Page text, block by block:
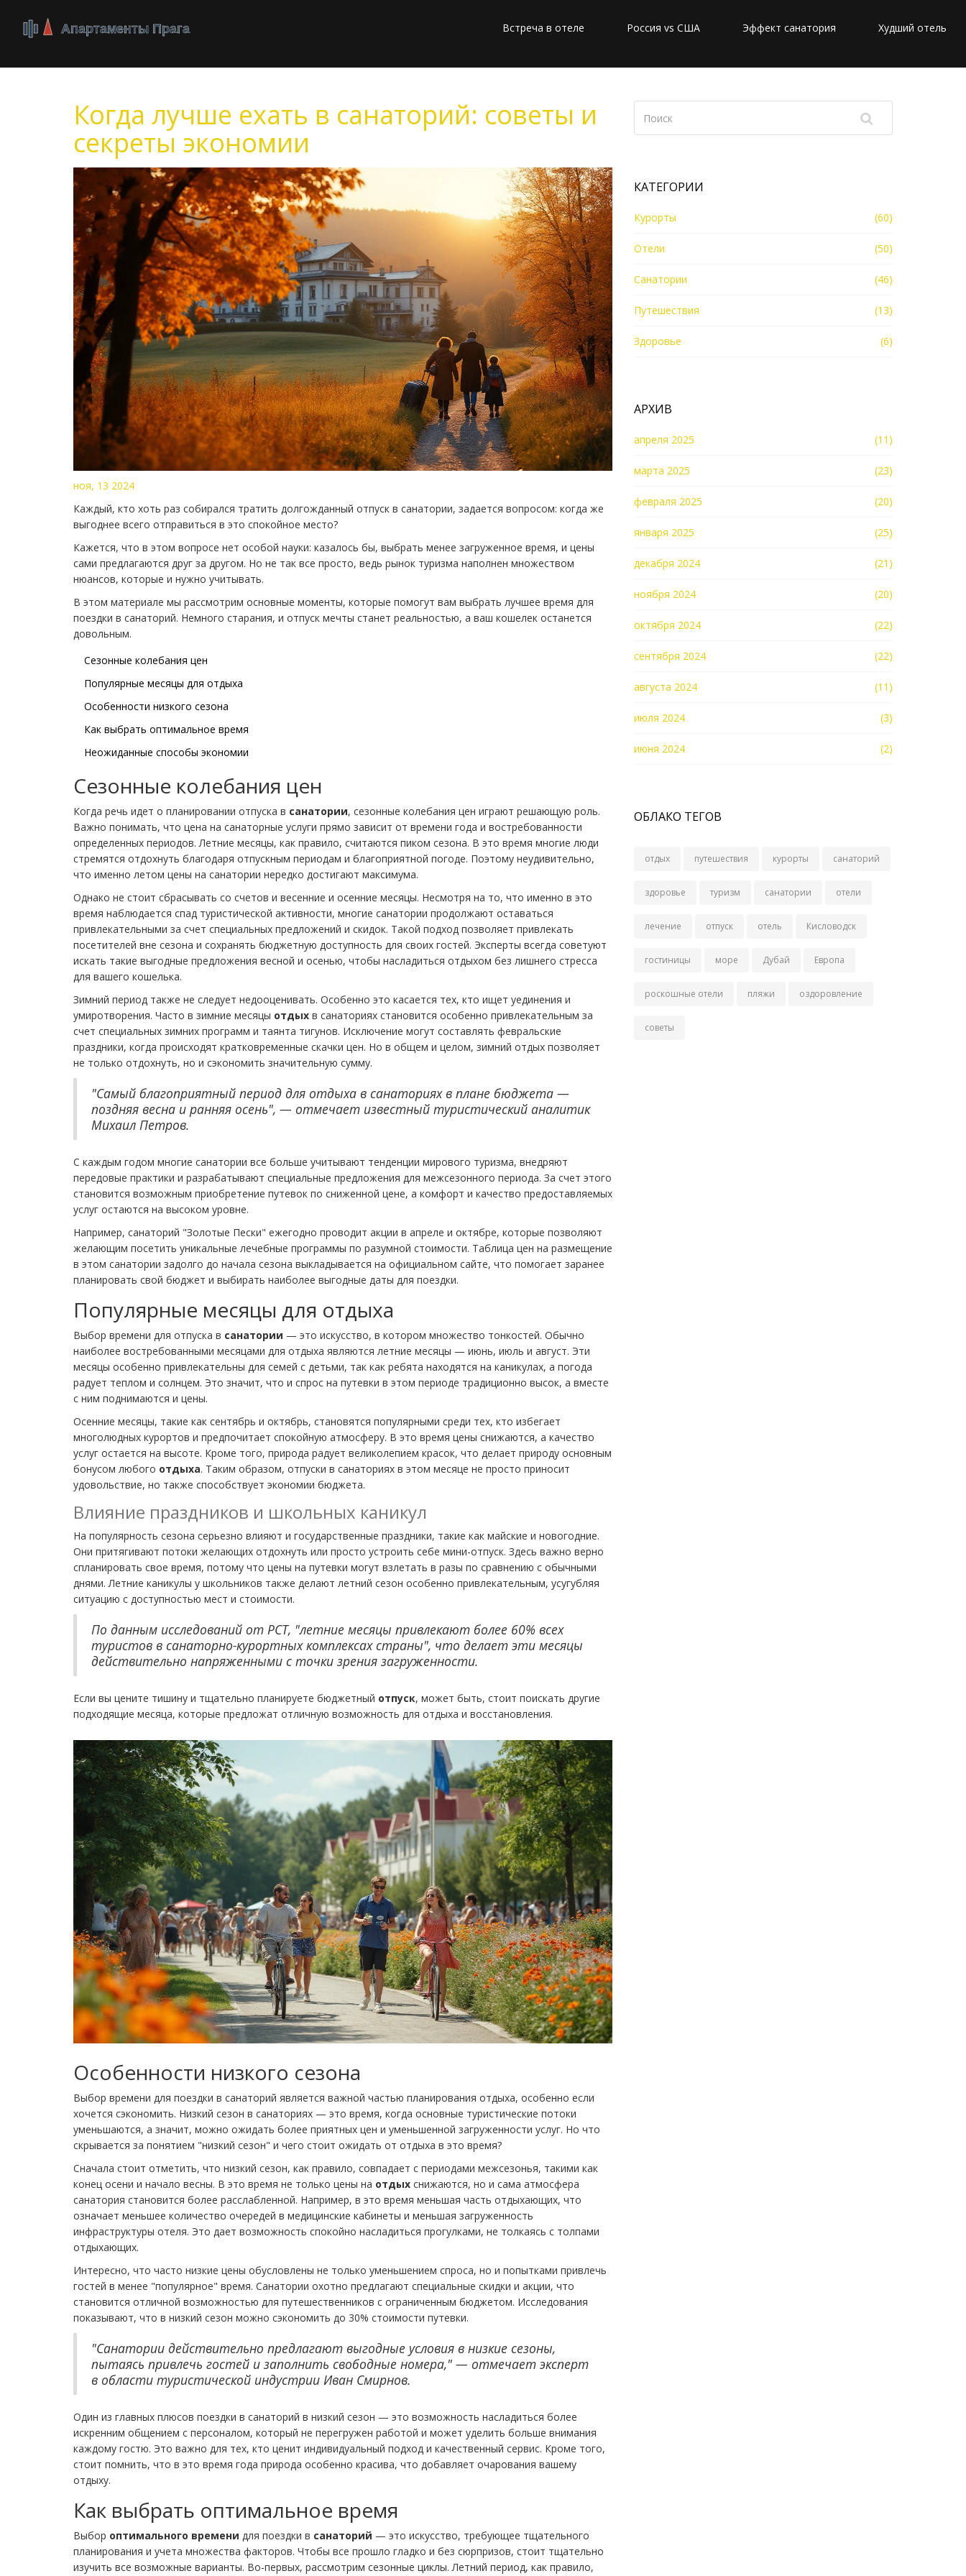
Встреча в отеле Россия vs США Эффект санатория Худший отель
Когда лучше ехать в санаторий: советы и
секреты экономии
ноя, 13 2024
Каждый, кто хоть раз собирался тратить долгожданный отпуск в санатории, задается вопросом: когда же
выгоднее всего отправиться в это спокойное место?
Кажется, что в этом вопросе нет особой науки: казалось бы, выбрать менее загруженное время, и цены
сами предлагаются друг за другом. Но не так все просто, ведь рынок туризма наполнен множеством
нюансов, которые и нужно учитывать.
В этом материале мы рассмотрим основные моменты, которые помогут вам выбрать лучшее время для
поездки в санаторий. Немного старания, и отпуск мечты станет реальностью, а ваш кошелек останется
довольным.
Сезонные колебания цен
Популярные месяцы для отдыха
Особенности низкого сезона
Как выбрать оптимальное время
Неожиданные способы экономии
Сезонные колебания цен
Когда речь идет о планировании отпуска в санатории, сезонные колебания цен играют решающую роль.
Важно понимать, что цена на санаторные услуги прямо зависит от времени года и востребованности
определенных периодов. Летние месяцы, как правило, считаются пиком сезона. В это время многие люди
стремятся отдохнуть благодаря отпускным периодам и благоприятной погоде. Поэтому неудивительно,
что именно летом цены на санатории нередко достигают максимума.
Однако не стоит сбрасывать со счетов и весенние и осенние месяцы. Несмотря на то, что именно в это
время наблюдается спад туристической активности, многие санатории продолжают оставаться
привлекательными за счет специальных предложений и скидок. Такой подход позволяет привлекать
посетителей вне сезона и сохранять бюджетную доступность для своих гостей. Эксперты всегда советуют
искать такие выгодные предложения весной и осенью, чтобы насладиться отдыхом без лишнего стресса
для вашего кошелька.
Зимний период также не следует недооценивать. Особенно это касается тех, кто ищет уединения и
умиротворения. Часто в зимние месяцы отдых в санаториях становится особенно привлекательным за
счет специальных зимних программ и таянта тигунов. Исключение могут составлять февральские
праздники, когда происходят кратковременные скачки цен. Но в общем и целом, зимний отдых позволяет
не только отдохнуть, но и сэкономить значительную сумму.
"Самый благоприятный период для отдыха в санаториях в плане бюджета —
поздняя весна и ранняя осень", — отмечает известный туристический аналитик
Михаил Петров.
С каждым годом многие санатории все больше учитывают тенденции мирового туризма, внедряют
передовые практики и разрабатывают специальные предложения для межсезонного периода. За счет этого
становится возможным приобретение путевок по сниженной цене, а комфорт и качество предоставляемых
услуг остаются на высоком уровне.
Например, санаторий "Золотые Пески" ежегодно проводит акции в апреле и октябре, которые позволяют
желающим посетить уникальные лечебные программы по разумной стоимости. Таблица цен на размещение
в этом санатории задолго до начала сезона выкладывается на официальном сайте, что помогает заранее
планировать свой бюджет и выбирать наиболее выгодные даты для поездки.
Популярные месяцы для отдыха
Выбор времени для отпуска в санатории — это искусство, в котором множество тонкостей. Обычно
наиболее востребованными месяцами для отдыха являются летние месяцы — июнь, июль и август. Эти
месяцы особенно привлекательны для семей с детьми, так как ребята находятся на каникулах, а погода
радует теплом и солнцем. Это значит, что и спрос на путевки в этом периоде традиционно высок, а вместе
с ним поднимаются и цены.
Осенние месяцы, такие как сентябрь и октябрь, становятся популярными среди тех, кто избегает
многолюдных курортов и предпочитает спокойную атмосферу. В это время цены снижаются, а качество
услуг остается на высоте. Кроме того, природа радует великолепием красок, что делает природу основным
бонусом любого отдыха. Таким образом, отпуски в санаториях в этом месяце не просто приносит
удовольствие, но также способствует экономии бюджета.
Влияние праздников и школьных каникул
На популярность сезона серьезно влияют и государственные праздники, такие как майские и новогодние.
Они притягивают потоки желающих отдохнуть или просто устроить себе мини-отпуск. Здесь важно верно
спланировать свое время, потому что цены на путевки могут взлетать в разы по сравнению с обычными
днями. Летние каникулы у школьников также делают летний сезон особенно привлекательным, усугубляя
ситуацию с доступностью мест и стоимости.
По данным исследований от РСТ, "летние месяцы привлекают более 60% всех
туристов в санаторно-курортных комплексах страны", что делает эти месяцы
действительно напряженными с точки зрения загруженности.
Если вы цените тишину и тщательно планируете бюджетный отпуск, может быть, стоит поискать другие
подходящие месяца, которые предложат отличную возможность для отдыха и восстановления.
Особенности низкого сезона
Выбор времени для поездки в санаторий является важной частью планирования отдыха, особенно если
хочется сэкономить. Низкий сезон в санаториях — это время, когда основные туристические потоки
уменьшаются, а значит, можно ожидать более приятных цен и уменьшенной загруженности услуг. Но что
скрывается за понятием "низкий сезон" и чего стоит ожидать от отдыха в это время?
Сначала стоит отметить, что низкий сезон, как правило, совпадает с периодами межсезонья, такими как
конец осени и начало весны. В это время не только цены на отдых снижаются, но и сама атмосфера
санатория становится более расслабленной. Например, в это время меньшая часть отдыхающих, что
означает меньшее количество очередей в медицинские кабинеты и меньшая загруженность
инфраструктуры отеля. Это дает возможность спокойно насладиться прогулками, не толкаясь с толпами
отдыхающих.
Интересно, что часто низкие цены обусловлены не только уменьшением спроса, но и попытками привлечь
гостей в менее "популярное" время. Санатории охотно предлагают специальные скидки и акции, что
становится отличной возможностью для путешественников с ограниченным бюджетом. Исследования
показывают, что в низкий сезон можно сэкономить до 30% стоимости путевки.
"Санатории действительно предлагают выгодные условия в низкие сезоны,
пытаясь привлечь гостей и заполнить свободные номера," — отмечает эксперт
в области туристической индустрии Иван Смирнов.
Один из главных плюсов поездки в санаторий в низкий сезон — это возможность насладиться более
искренним общением с персоналом, который не перегружен работой и может уделить больше внимания
каждому гостю. Это важно для тех, кто ценит индивидуальный подход и качественный сервис. Кроме того,
стоит помнить, что в это время года природа особенно красива, что добавляет очарования вашему
отдыху.
Как выбрать оптимальное время
Выбор оптимального времени для поездки в санаторий — это искусство, требующее тщательного
планирования и учета множества факторов. Чтобы все прошло гладко и без сюрпризов, стоит тщательно
изучить все возможные варианты. Во-первых, рассмотрим сезонные циклы. Летний период, как правило,
КАТЕГОРИИ
Курорты (60)
Отели (50)
Санатории (46)
Путешествия (13)
Здоровье (6)
АРХИВ
апреля 2025 (11)
марта 2025 (23)
февраля 2025 (20)
января 2025 (25)
декабря 2024 (21)
ноября 2024 (20)
октября 2024 (22)
сентября 2024 (22)
августа 2024 (11)
июля 2024 (3)
июня 2024 (2)
ОБЛАКО ТЕГОВ
отдых путешествия курорты санаторий
здоровье туризм санатории отели
лечение отпуск отель Кисловодск
гостиницы море Дубай Европа
роскошные отели пляжи оздоровление
советы